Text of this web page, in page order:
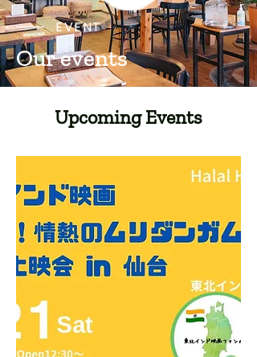
EVENT
Our events
Upcoming Events